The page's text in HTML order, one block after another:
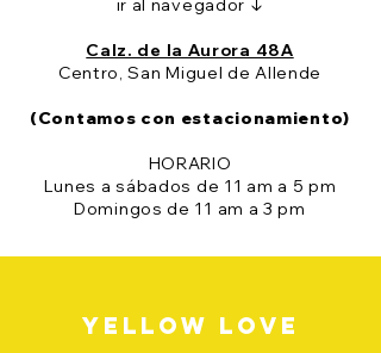
ir al navegador ↓
Calz. de la Aurora 48A
Centro, San Miguel de Allende
(Contamos con estacionamiento)
HORARIO
Lunes a sábados de 11 am a 5 pm
Domingos de 11 am a 3 pm
YELLOW LOVE